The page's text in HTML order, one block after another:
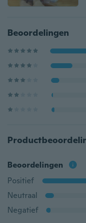
Beoordelingen
Beoordelingen
Positief
Neutraal
Negatief